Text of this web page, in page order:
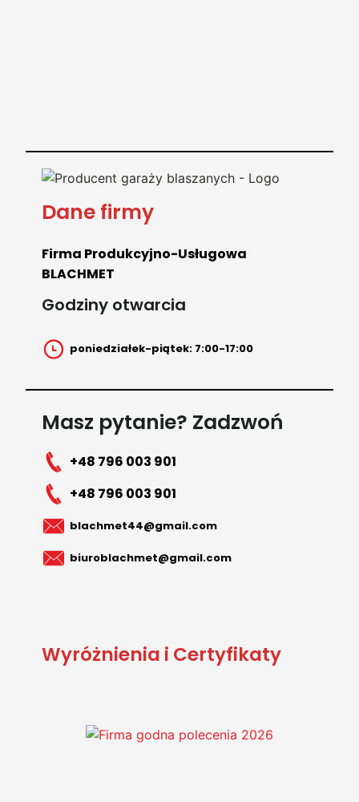
Dane firmy
Firma Produkcyjno-Usługowa
BLACHMET
Godziny otwarcia
poniedziałek-piątek: 7:00-17:00
Masz pytanie? Zadzwoń
+48 796 003 901
+48 796 003 901
blachmet44@gmail.com
biuroblachmet@gmail.com
Wyróżnienia i Certyfikaty